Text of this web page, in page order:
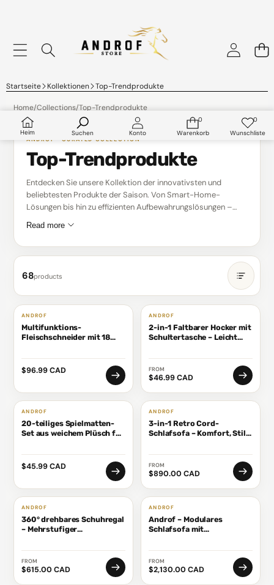
Heim Suchen Konto
0
0
Warenkorb
0
Wunschliste
Startseite Kollektionen Top-Trendprodukte
Home/Collections/Top-Trendprodukte
ANDROF · CURATED COLLECTION
Top-Trendprodukte
Entdecken Sie unsere Kollektion der innovativsten und
beliebtesten Produkte der Saison. Von Smart-Home-
Lösungen bis hin zu effizienten Aufbewahrungslösungen –
Stils und ihres intelligenten Designs beliebt. Ob Sie Ihre Küche
platzsparende Lösungen suchen – diese Kollektion bietet für
Read more
68products
Sort
by
ANDROF
Multifunktions-
Fleischschneider mit 18
Schneider mit einstellbarer
Schnittstärke für Scheiben,
Streifen, Hackfleisch und
$96.99 CAD
ANDROF
2-in-1 Faltbarer Hocker mit
Schultertasche – Leicht
Aktivitäten und Reisen
FROM
$46.99 CAD
ANDROF
20-teiliges Spielmatten-
Set aus weichem Plüsch für
$45.99 CAD
ANDROF
3-in-1 Retro Cord-
Schlafsofa – Komfort, Stil
FROM
$890.00 CAD
ANDROF
360° drehbares Schuhregal
– Mehrstufiger
Kleiderschränke und
Eingangsschränke
FROM
$615.00 CAD
ANDROF
Androf – Modulares
Schlafsofa mit
Couchtisch
FROM
$2,130.00 CAD